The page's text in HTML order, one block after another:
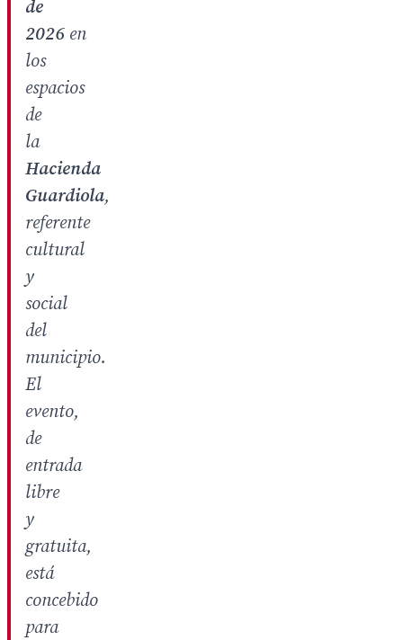
de
2026 en
los
espacios
de
la
Hacienda
Guardiola,
referente
cultural
y
social
del
municipio.
El
evento,
de
entrada
libre
y
gratuita,
está
concebido
para